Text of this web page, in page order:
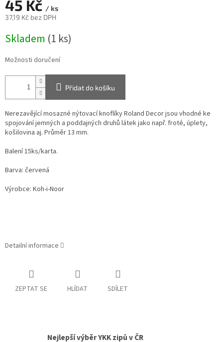
45 Kč / ks
37,19 Kč bez DPH
cena:
Skladem (1 ks)
Možnosti doručení
Přidat do košíku
Nerezavějící mosazné nýtovací knoflíky Roland Decor jsou vhodné ke
spojování jemných a poddajných druhů látek jako např. froté, úplety,
košilovina aj. Průměr 13 mm.
Balení 15ks/karta.
Barva: červená
Výrobce: Koh-i-Noor
Detailní informace
ZEPTAT SE HLÍDAT SDÍLET
Nejlepší výběr YKK zipů v ČR